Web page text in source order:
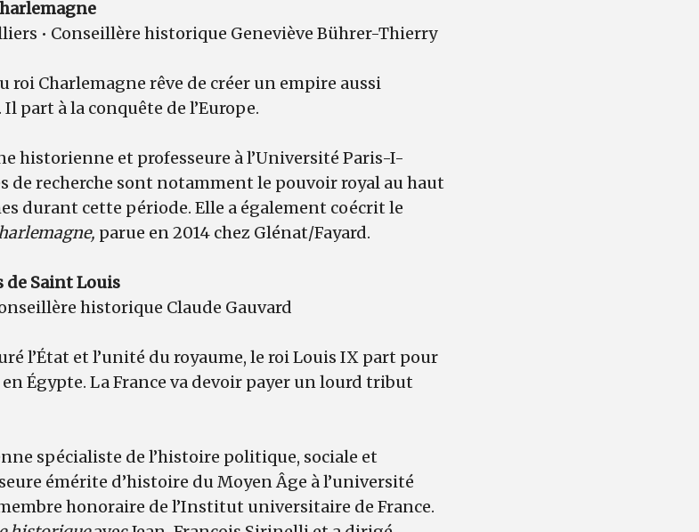
• Conseillère historique Geneviève Bührer-Thierry
roi Charlemagne rêve de créer un empire aussi
part à la conquête de l’Europe.
historienne et professeure à l’Université Paris-I-
de recherche sont notamment le pouvoir royal au haut
durant cette période. Elle a également coécrit le
parue en 2014 chez Glénat/Fayard.
de Saint Louis
historique Claude Gauvard
l’État et l’unité du royaume, le roi Louis IX part pour
Égypte. La France va devoir payer un lourd tribut
spécialiste de l’histoire politique, sociale et
émérite d’histoire du Moyen Âge à l’université
honoraire de l’Institut universitaire de France.